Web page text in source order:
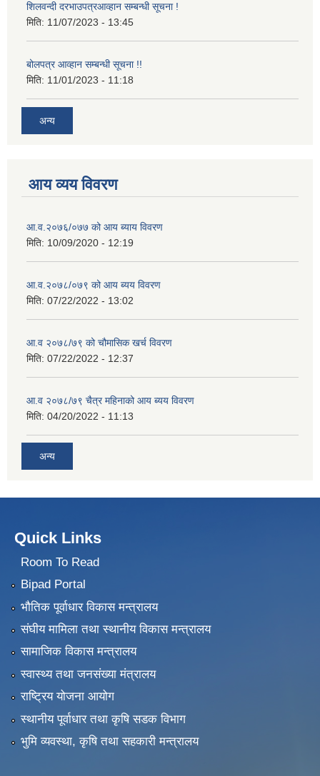
शिलवन्दी दरभाउपत्रआव्हान सम्बन्धी सूचना !
मिति: 11/07/2023 - 13:45
बोलपत्र आव्हान सम्बन्धी सूचना !!
मिति: 11/01/2023 - 11:18
अन्य
आय व्यय विवरण
आ.व.२०७६/०७७ को आय ब्याय विवरण
मिति: 10/09/2020 - 12:19
आ.व.२०७८/०७९ को आय ब्यय विवरण
मिति: 07/22/2022 - 13:02
आ.व २०७८/७९ को चौमासिक खर्च विवरण
मिति: 07/22/2022 - 12:37
आ.व २०७८/७९ चैत्र महिनाको आय ब्यय विवरण
मिति: 04/20/2022 - 11:13
अन्य
Quick Links
Room To Read
Bipad Portal
भौतिक पूर्वाधार विकास मन्त्रालय
संघीय मामिला तथा स्थानीय विकास मन्त्रालय
सामाजिक विकास मन्त्रालय
स्वास्थ्य तथा जनसंख्या मंत्रालय
राष्ट्रिय योजना आयोग
स्थानीय पूर्वाधार तथा कृषि सडक विभाग
भुमि व्यवस्था, कृषि तथा सहकारी मन्त्रालय